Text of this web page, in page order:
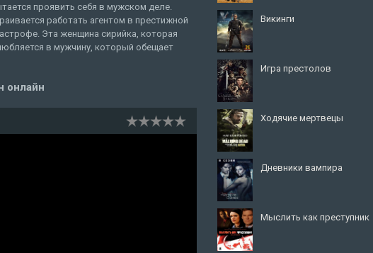
проявить себя в мужском деле.
работать агентом в престижной
Эта женщина сирийка, которая
в мужчину, который обещает
онлайн
Викинги
Игра престолов
Ходячие мертвецы
Дневники вампира
Мыслить как преступник